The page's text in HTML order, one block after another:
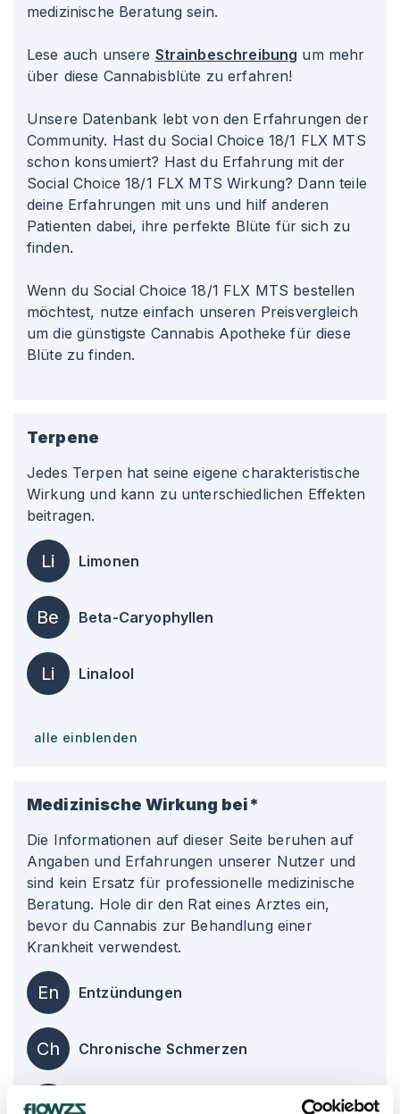
medizinische Beratung sein.
Lese auch unsere Strainbeschreibung um mehr
über diese Cannabisblüte zu erfahren!
Unsere Datenbank lebt von den Erfahrungen der
Community. Hast du Social Choice 18/1 FLX MTS
schon konsumiert? Hast du Erfahrung mit der
Social Choice 18/1 FLX MTS Wirkung? Dann teile
deine Erfahrungen mit uns und hilf anderen
Patienten dabei, ihre perfekte Blüte für sich zu
finden.
Wenn du Social Choice 18/1 FLX MTS bestellen
möchtest, nutze einfach unseren Preisvergleich
um die günstigste Cannabis Apotheke für diese
Blüte zu finden.
Terpene
Jedes Terpen hat seine eigene charakteristische
Wirkung und kann zu unterschiedlichen Effekten
beitragen.
Li Limonen
Be Beta-Caryophyllen
Li Linalool
alle einblenden
Medizinische Wirkung bei*
Die Informationen auf dieser Seite beruhen auf
Angaben und Erfahrungen unserer Nutzer und
sind kein Ersatz für professionelle medizinische
Beratung. Hole dir den Rat eines Arztes ein,
bevor du Cannabis zur Behandlung einer
Krankheit verwendest.
En Entzündungen
Ch Chronische Schmerzen
Kr Krämpfe